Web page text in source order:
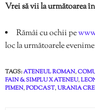
Vrei să vii la următoarea
Rămâi cu ochii pe
loc la următoarele
TAGS:ATENEUL ROMAN,
FAIN & SIMPLU X ATENEU,
PIMEN,PODCAST,URANIA